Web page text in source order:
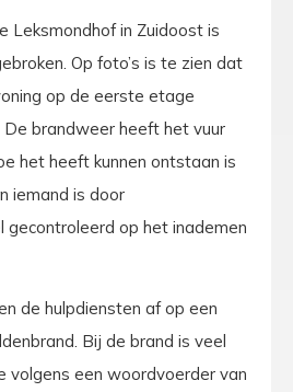
Leksmondhof in Zuidoost is
Op foto’s is te zien dat
op de eerste etage
brandweer heeft het vuur
het heeft kunnen ontstaan is
iemand is door
gecontroleerd op het inademen
de hulpdiensten af op een
Bij de brand is veel
volgens een woordvoerder van